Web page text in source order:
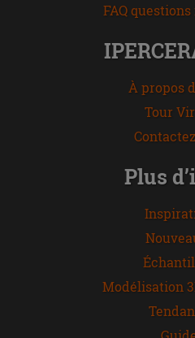
FAQ
À propos
Tour
Plus
Modélisation